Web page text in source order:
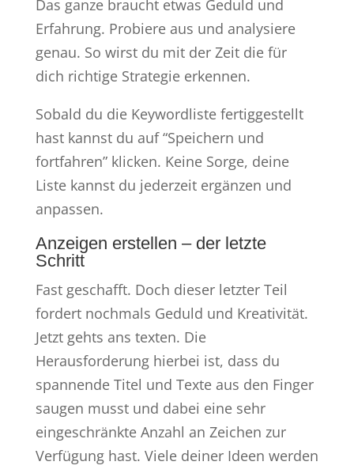
Das ganze braucht etwas Geduld und
Erfahrung. Probiere aus und analysiere
genau. So wirst du mit der Zeit die für
dich richtige Strategie erkennen.
Sobald du die Keywordliste fertiggestellt
hast kannst du auf “Speichern und
fortfahren” klicken. Keine Sorge, deine
Liste kannst du jederzeit ergänzen und
anpassen.
Anzeigen erstellen – der letzte
Schritt
Fast geschafft. Doch dieser letzter Teil
fordert nochmals Geduld und Kreativität.
Jetzt gehts ans texten. Die
Herausforderung hierbei ist, dass du
spannende Titel und Texte aus den Finger
saugen musst und dabei eine sehr
eingeschränkte Anzahl an Zeichen zur
Verfügung hast. Viele deiner Ideen werden